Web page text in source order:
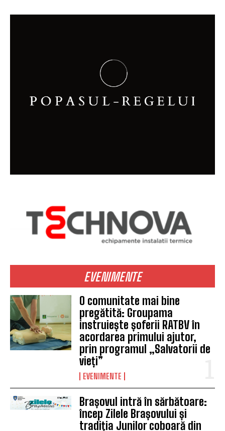
EVENIMENTE
O comunitate mai bine
pregătită: Groupama
instruiește șoferii RATBV în
acordarea primului ajutor,
prin programul „Salvatorii de
vieți”
EVENIMENTE
Brașovul intră în sărbătoare:
încep Zilele Brașovului și
tradiția Junilor coboară din